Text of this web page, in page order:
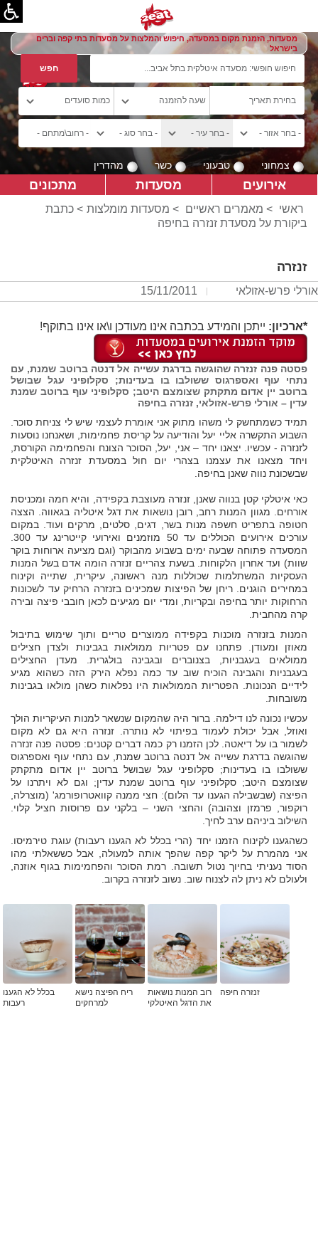
מסעדות, הזמנת מקום במסעדה, חיפוש והמלצות על מסעדות בתי קפה וברים
בישראל
צמחוני טבעוני כשר מהדרין
אירועים מסעדות מתכונים
ראשי > מאמרים ראשיים > מסעדות מומלצות > כתבת
ביקורת על מסעדת זנזרה בחיפה
זנזרה
אורלי פרש-אזולאי 15/11/2011
*ארכיון: ייתכן והמידע בכתבה אינו מעודכן ו\או אינו בתוקף!
פסטה פנה זנזרה שהוגשה בדרגת עשייה אל דנטה ברוטב שמנת, עם
נתחי עוף ואספרגוס ששולבו בו בעדינות; סקלופיני עגל שבושל
ברוטב יין אדום מתקתק שצומצם היטב; סקלופיני עוף ברוטב שמנת
עדין – אורלי פרש-אזולאי, זנזרה בחיפה
תמיד כשמתחשק לי משהו מתוק אני אומרת לעצמי שיש לי צניחת סוכר.
השבוע התקשרה אליי יעל והודיעה על קריסת פחמימות, ושאנחנו נוסעות
לזנזרה - עכשיו. יצאנו יחד – אני, יעל, הסוכר הצונח והפחמימה הקורסת,
ויחד מצאנו את עצמנו בצהרי יום חול במסעדת זנזרה האיטלקית
שבשכונת נווה שאנן בחיפה.
כאי איטלקי קטן בנווה שאנן, זנזרה מעוצבת בקפידה, והיא חמה ומכניסת
אורחים. מגוון המנות רחב, רובן נושאות את דגל איטליה בגאווה. הצצה
חטופה בתפריט חשפה מנות בשר, דגים, סלטים, מרקים ועוד. במקום
המסעדה פתוחה שבעה ימים בשבוע מהבוקר (וגם מציעה ארוחות בוקר
שוות) ועד אחרון הלקוחות. בשעת צהריים זנזרה הומה אדם בשל המנות
העסקיות המשתלמות שכוללות מנה ראשונה, עיקרית, שתייה וקינוח
במחירים הוגנים. ריחן של הפיצות שמכינים בזנזרה הרחיק עד לשכונות
הרחוקות יותר בחיפה ובקריות, ומדי יום מגיעים לכאן חובבי פיצה ובירה
קרה מהחבית.
המנות בזנזרה מוכנות בקפידה ממוצרים טריים ותוך שימוש בתיבול
מאוזן ומעודן. פתחנו עם פטריות ממולאות בגבינות ולצדן חצילים
ממולאים בעגבניות, בצנוברים ובגבינה בולגרית. מעדן החצילים
בעגבניות והגבינה הוכיח שוב עד כמה נפלא הירק הזה כשהוא מגיע
לידיים הנכונות. הפטריות הממולאות היו נפלאות כשהן מולאו בגבינות
משובחות.
עכשיו נכונה לנו דילמה. ברור היה שהמקום שנשאר למנות העיקריות הולך
ואוזל, אבל יכולת לעמוד בפיתוי לא נותרה. זנזרה היא גם לא מקום
לשמור בו על דיאטה. לכן הזמנו רק כמה דברים קטנים: פסטה פנה זנזרה
שהוגשה בדרגת עשייה אל דנטה ברוטב שמנת, עם נתחי עוף ואספרגוס
ששולבו בו בעדינות; סקלופיני עגל שבושל ברוטב יין אדום מתקתק
שצומצם היטב; סקלופיני עוף ברוטב שמנת עדין; וגם לא ויתרנו על
הפיצה (שבשבילה הגענו עד הלום): חצי ממנה קוואטרופורמג' (מוצרלה,
רוקפור, פרמזן וצהובה) והחצי השני – בלקני עם פרוסות חציל קלוי.
השילוב ביניהם ערב לחיך.
כשהגענו לקינוח הזמנו יחד (הרי בכלל לא הגענו רעבות) עוגת טירמיסו.
אני מהמרת על ליקר קפה שהפך אותה למעולה, אבל כששאלתי מהו
הסוד נעניתי בחיוך נטול תשובה. רמת הסוכר והפחמימות בגוף אוזנה,
ולעולם לא ניתן לה לצנוח שוב. נשוב לזנזרה בקרוב.
זנזרה חיפה
רוב המנות נושאות
את הדגל האיטלקי
ריח הפיצה נישא
למרחקים
בכלל לא הגענו
רעבות